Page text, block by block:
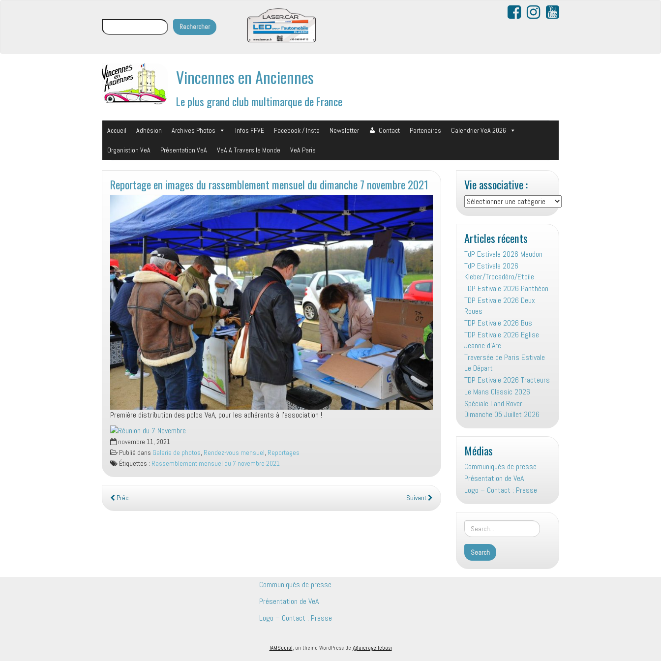
Rechercher Rechercher
Vincennes en Anciennes
Le plus grand club multimarque de France
Accueil Adhésion Archives Photos Infos FFVE Facebook / Insta Newsletter Contact Partenaires Calendrier VeA 2026
Organistion VeA Présentation VeA VeA A Travers le Monde VeA Paris
Reportage en images du rassemblement mensuel du dimanche 7 novembre 2021
Première distribution des polos VeA, pour les adhérents à l’association !
novembre 11, 2021
Publié dans Galerie de photos, Rendez-vous mensuel, Reportages
Étiquettes : Rassemblement mensuel du 7 novembre 2021
Préc. Suivant
Vie associative :
Vie
associative
:
Articles récents
TdP Estivale 2026 Meudon
TdP Estivale 2026
Kleber/Trocadéro/Etoile
TDP Estivale 2026 Panthéon
TDP Estivale 2026 Deux
Roues
TDP Estivale 2026 Bus
TDP Estivale 2026 Eglise
Jeanne d’Arc
Traversée de Paris Estivale
Le Départ
TDP Estivale 2026 Tracteurs
Le Mans Classic 2026
Spéciale Land Rover
Dimanche 05 Juillet 2026
Médias
Communiqués de presse
Présentation de VeA
Logo – Contact : Presse
Communiqués de presse
Présentation de VeA
Logo – Contact : Presse
IAMSocial, un theme WordPress de @aicragellebasi